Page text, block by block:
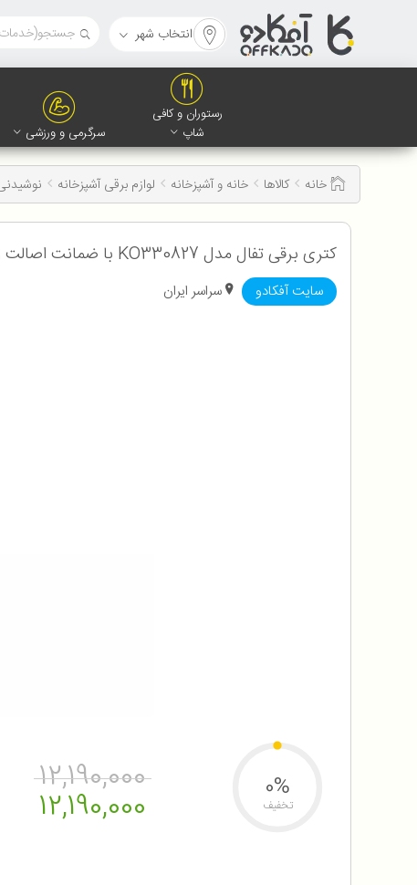
انتخاب شهر
رستوران و کافی
شاپ
سرگرمی و ورزشی
خانه کالاها خانه و آشپزخانه لوازم برقی آشپزخانه
کتری برقی تفال مدل KO330827 با ضمانت اصالت و سلامت کالا به همراه 12 ماه گارانتی
سایت آفکادو سراسر ایران
12,190,000
12,190,000 0%
تخفیف